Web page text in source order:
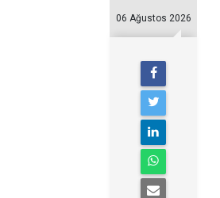
06 Ağustos 2026